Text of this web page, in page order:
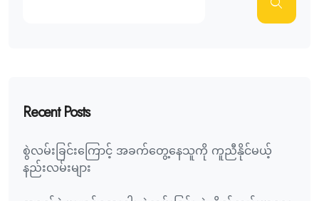
Recent Posts
စွဲလမ်းခြင်းကြောင့် အခက်တွေ့နေသူကို ကူညီနိုင်မယ့်
နည်းလမ်းများ